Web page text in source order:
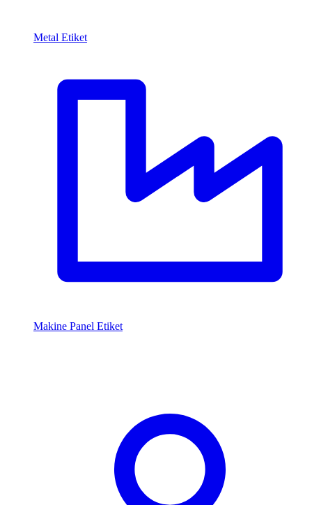
Metal Etiket
Makine Panel Etiket